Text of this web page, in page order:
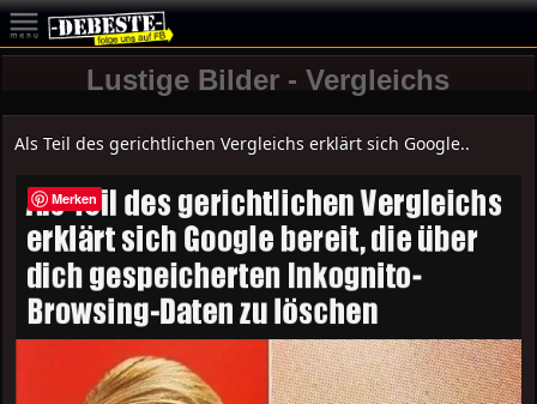
Lustige Bilder - Vergleichs
Als Teil des gerichtlichen Vergleichs erklärt sich Google..
Merken